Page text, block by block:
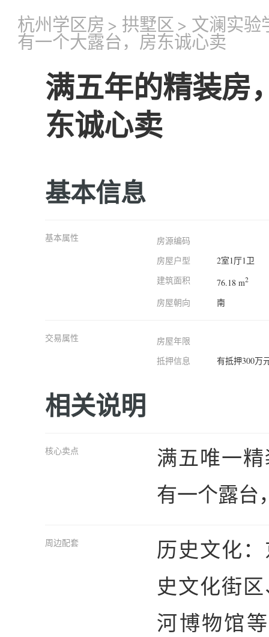
杭州学区房 > 拱墅区 > 文澜实验
有一个大露台，房东诚心卖
满五年的精装房
东诚心卖
基本信息
基本属性
房源编码
房屋户型
2室1厅1卫
建筑面积
76.18 m2
房屋朝向 南
交易属性
房屋年限
抵押信息
有抵押300万
相关说明
核心卖点
满五唯一
有一个露台
周边配套
历史文化
史文化街
河博物馆